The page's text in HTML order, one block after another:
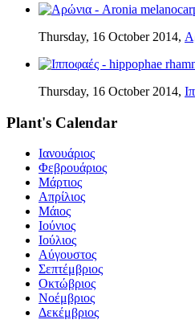
Thursday, 16 October 2014,
Thursday, 16 October 2014,
Plant's Calendar
Ιανουάριος
Φεβρουάριος
Μάρτιος
Απρίλιος
Μάιος
Ιούνιος
Ιούλιος
Αύγουστος
Σεπτέμβριος
Οκτώβριος
Νοέμβριος
Δεκέμβριος